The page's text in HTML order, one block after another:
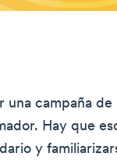
una campaña
Hay que
y